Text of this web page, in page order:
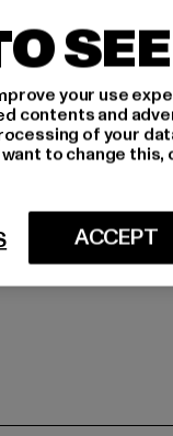
your use
contents and
of your
to change this,
ACCEPT